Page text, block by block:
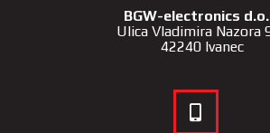
BGW-electronics
Ulica Vladimira Nazora
42240 Ivanec